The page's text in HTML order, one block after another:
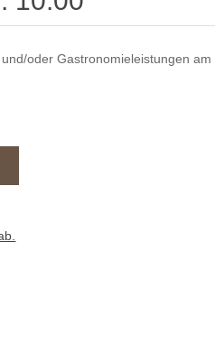
oder Gastronomieleistungen am